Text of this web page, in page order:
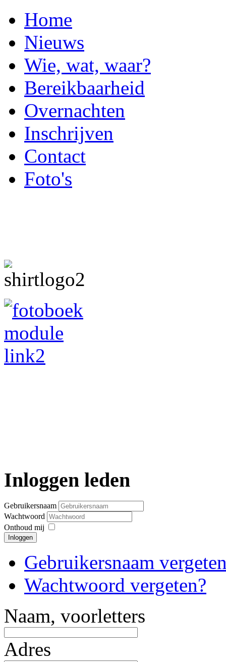
Home
Nieuws
Wie, wat, waar?
Bereikbaarheid
Overnachten
Inschrijven
Contact
Foto's
Inloggen leden
Gebruikersnaam
Wachtwoord
Onthoud mij
Inloggen
Gebruikersnaam
Wachtwoord vergeten?
Naam, voorletters
Adres